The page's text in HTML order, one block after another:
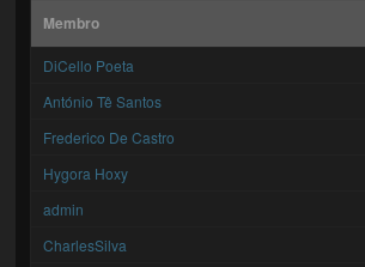
Membro
DiCello Poeta
António Tê Santos
Frederico De Castro
Hygora Hoxy
admin
CharlesSilva